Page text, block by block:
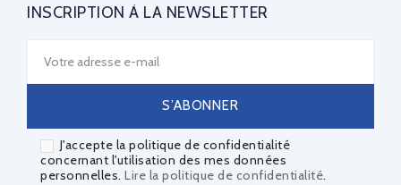
INSCRIPTION À LA NEWSLETTER
J'accepte la politique de confidentialité
concernant l'utilisation des mes données
personnelles. Lire la politique de confidentialité.